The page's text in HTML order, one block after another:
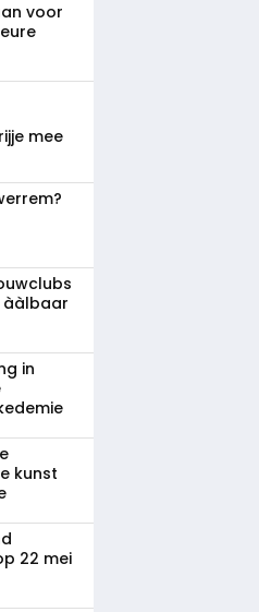
voor
mee
ààlbaar
in
kunst
22 mei